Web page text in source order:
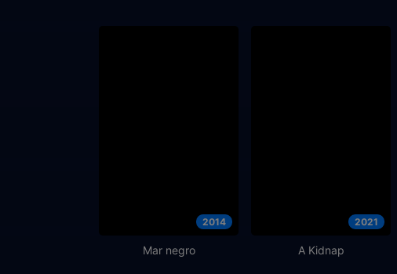
2014
Mar negro
2021
A Kidnap